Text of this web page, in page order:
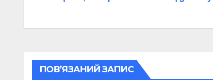
записів
ПОВ’ЯЗАНИЙ ЗАПИС